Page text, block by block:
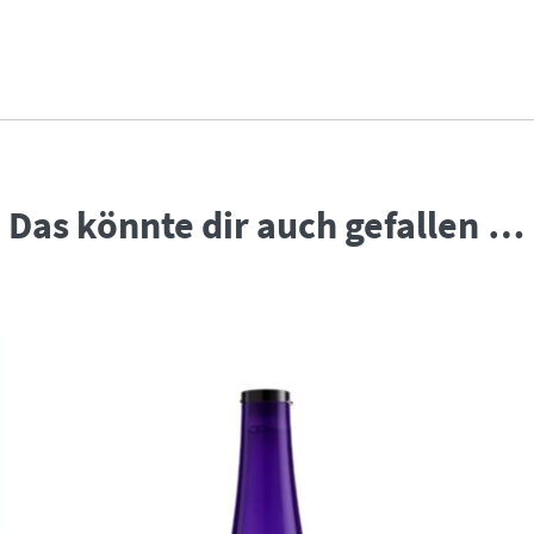
Das könnte dir auch gefallen …